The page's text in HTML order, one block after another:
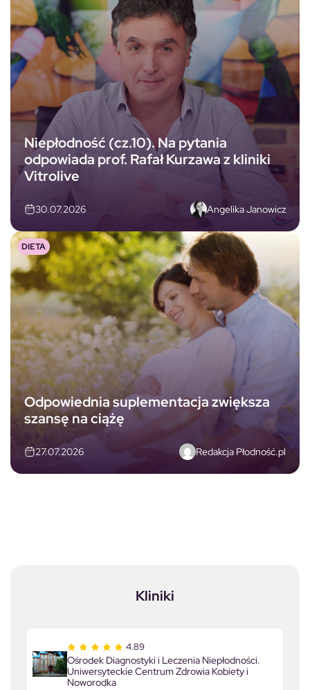
Niepłodność (cz.10). Na pytania
odpowiada prof. Rafał Kurzawa z kliniki
Vitrolive
30.07.2026 Angelika Janowicz
Odpowiednia suplementacja zwiększa
szansę na ciążę
27.07.2026 Redakcja Płodność.pl
DIETA
Kliniki
4.89
Ośrodek Diagnostyki i Leczenia Niepłodności.
Uniwersyteckie Centrum Zdrowia Kobiety i
Noworodka